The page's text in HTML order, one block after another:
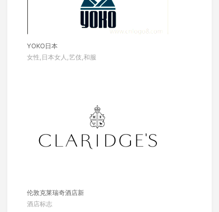
YOKO日本
女性,日本女人,艺伎,和服
伦敦克莱瑞奇酒店新
酒店标志